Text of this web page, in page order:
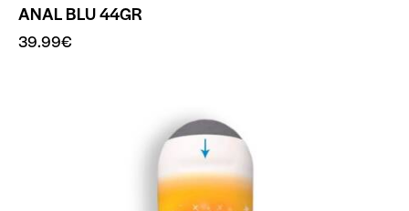
ANAL BLU 44GR
39.99€